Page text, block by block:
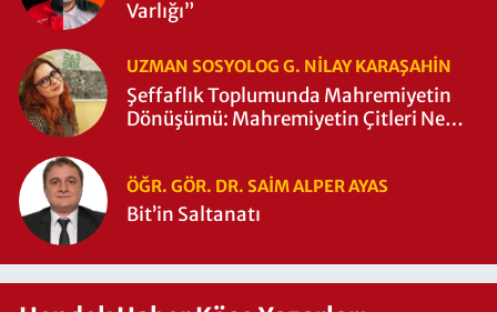
Varlığı”
UZMAN SOSYOLOG G. NILAY KARAŞAHİN
Şeffaflık Toplumunda Mahremiyetin
Dönüşümü: Mahremiyetin Çitleri Ne
ÖĞR. GÖR. DR. SAIM ALPER AYAS
Bit’in Saltanatı